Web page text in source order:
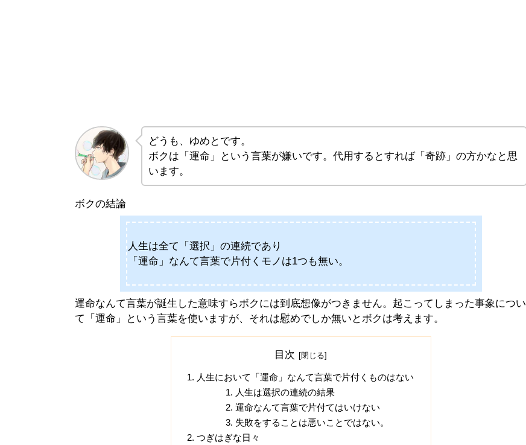
どうも、ゆめとです。
ボクは「運命」という言葉が嫌いです。代用するとすれば「奇跡」の方かなと思
います。
ボクの結論
人生は全て「選択」の連続であり
「運命」なんて言葉で片付くモノは1つも無い。
運命なんて言葉が誕生した意味すらボクには到底想像がつきません。起こってしまった事象につい
て「運命」という言葉を使いますが、それは慰めでしか無いとボクは考えます。
目次
人生において「運命」なんて言葉で片付くものはない
人生は選択の連続の結果
運命なんて言葉で片付てはいけない
失敗をすることは悪いことではない。
つぎはぎな日々